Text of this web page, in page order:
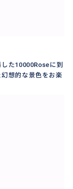
た10000Roseに到
想的な景色をお楽